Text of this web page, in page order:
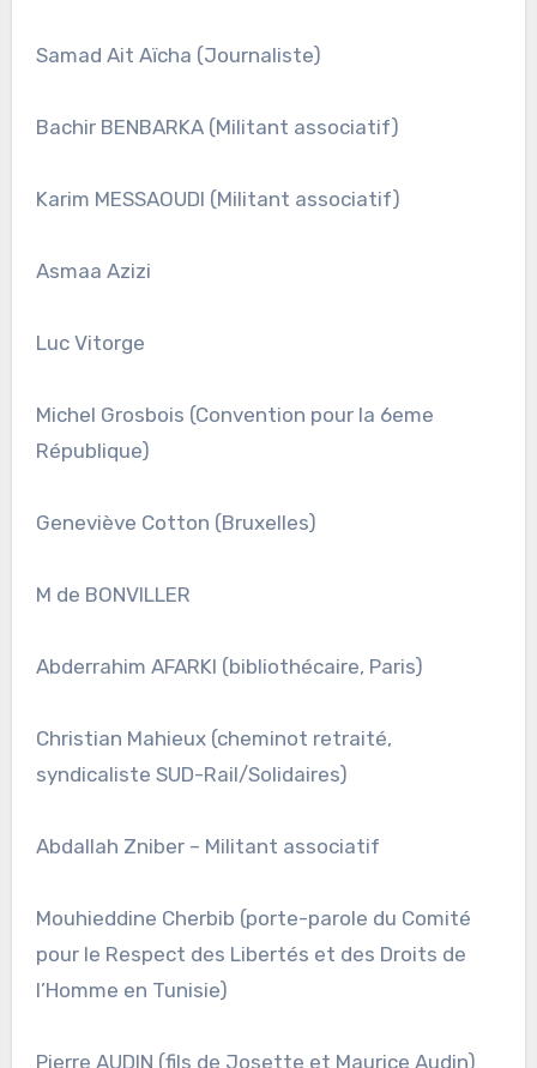
Samad Ait Aïcha (Journaliste)
Bachir BENBARKA (Militant associatif)
Karim MESSAOUDI (Militant associatif)
Asmaa Azizi
Luc Vitorge
Michel Grosbois (Convention pour la 6eme
République)
Geneviève Cotton (Bruxelles)
M de BONVILLER
Abderrahim AFARKI (bibliothécaire, Paris)
Christian Mahieux (cheminot retraité,
syndicaliste SUD-Rail/Solidaires)
Abdallah Zniber – Militant associatif
Mouhieddine Cherbib (porte-parole du Comité
pour le Respect des Libertés et des Droits de
l’Homme en Tunisie)
Pierre AUDIN (fils de Josette et Maurice Audin)